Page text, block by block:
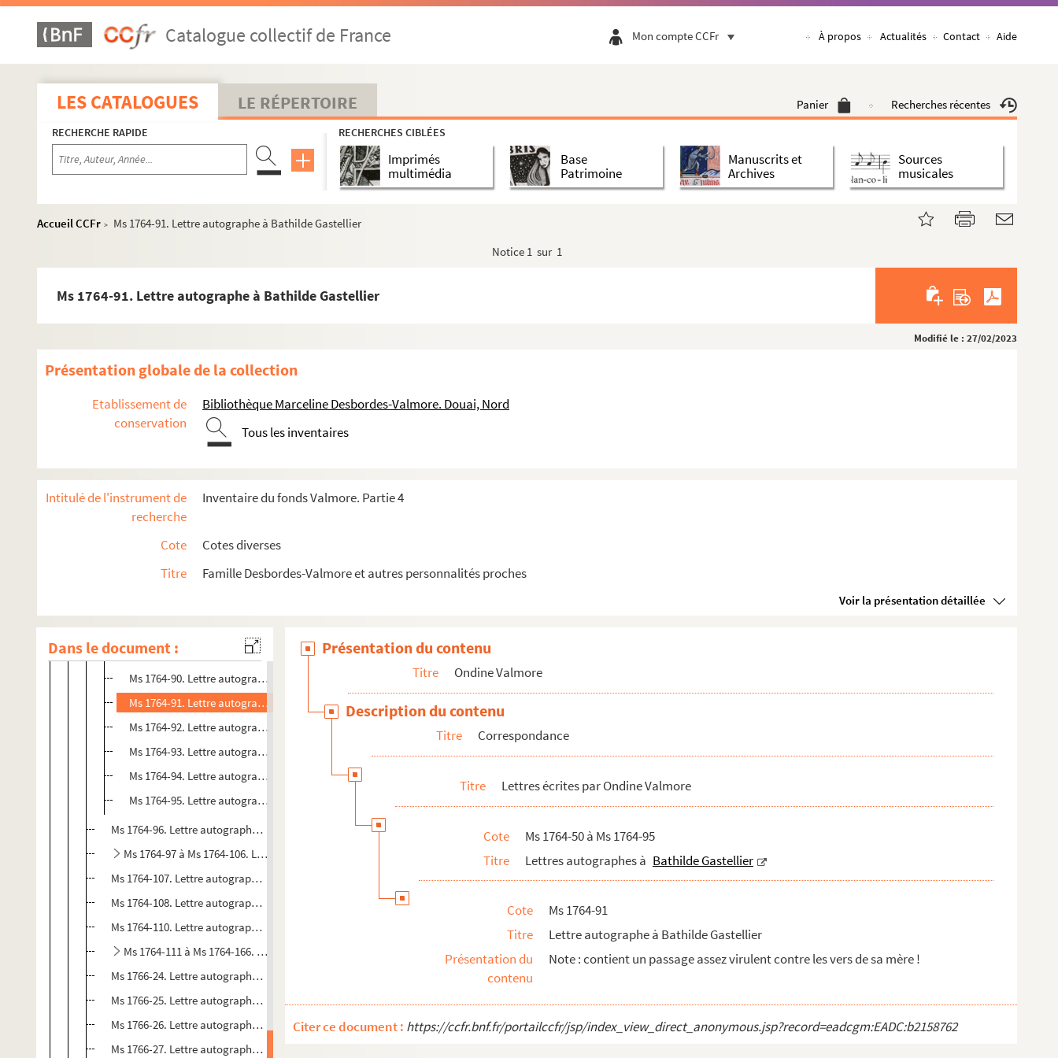
Catalogue collectif de France Mon compte CCFr À propos Actualités Contact Aide
LES CATALOGUES LE RÉPERTOIRE Panier Recherches récentes
RECHERCHE RAPIDE RECHERCHES CIBLÉES
Imprimés
multimédia
Base
Patrimoine
Manuscrits et
Archives
Sources
musicales
Accueil CCFr >
Ms 1764-91. Lettre autographe à Bathilde Gastellier
Notice 1 sur 1
Ms 1764-91. Lettre autographe à Bathilde Gastellier
Modifié le : 27/02/2023
Présentation globale de la collection
Etablissement de
conservation
Bibliothèque Marceline Desbordes-Valmore. Douai, Nord
Tous les inventaires
Intitulé de l'instrument de
recherche
Inventaire du fonds Valmore. Partie 4
Cote
Cotes diverses
Titre
Famille Desbordes-Valmore et autres personnalités proches
Voir la présentation détaillée
Dans le document :
Ms 1764-64. Lettre autographe à Bathilde Gastellier à Paris et écrite de Paris
Ms 1764-65. Lettre autographe à Bathilde Gastellier à Paris
Ms 1764-66. Lettre autographe à Bathilde Gastellier à Paris
Ms 1764-67. Lettre autographe à Bathilde Gastellier à Paris et écrite de Bruxelles
Ms 1764-68. Lettre autographe à Bathilde Gastellier à Paris et écrite de Paris
Ms 1764-69. Lettre autographe à Bathilde Gastellier à Paris et écrite de Paris
Ms 1764-70. Lettre autographe à Bathilde Gastellier
Ms 1764-74. Lettre autographe à Bathilde Gastellier à Paris
Ms 1764-77. Lettre autographe à Bathilde Gastellier à Paris
Ms 1764-79. Lettre autographe à Bathilde Gastellier aux Fourneaux près Melun
Ms 1764-80. Lettre autographe à Bathilde Gastellier à Lormaison (Oise)
Ms 1764-82. Lettre autographe à Bathilde Gastellier à Orléans et écrite de Paris
Ms 1764-83. Lettre autographe à Bathilde Gastellier à Paris
Ms 1764-86. Lettre autographe à Bathilde Gastellier à Paris
Ms 1764-88. Lettre autographe à Bathilde Gastellier à Paris
Ms 1764-89. Lettre autographe à Bathilde Gastellier à Paris
Ms 1764-90. Lettre autographe à Bathilde Gastellier
Ms 1764-91. Lettre autographe à Bathilde Gastellier
Ms 1764-92. Lettre autographe à Bathilde Gastellier à Paris
Ms 1764-93. Lettre autographe à Bathilde Gastellier
Ms 1764-94. Lettre autographe à Bathilde Gastellier
Ms 1764-95. Lettre autographe à Bathilde Gastellier et écrite de Lyon
Ms 1764-96. Lettre autographe conjointe d'Ondine et d'Inès Valmore à Hippolyte Valmore et écrite de Milan
Ms 1764-97 à Ms 1764-106. Lettres autographes à Hippolyte Valmore
Ms 1764-107. Lettre autographe à Inès Valmore à Londres
Ms 1764-108. Lettre autographe à sa tante et écrite de Londres
Ms 1764-110. Lettre autographe à Jacques Langlais à Saint Denis d'Anjou
Ms 1764-111 à Ms 1764-166. Lettres autographes à Jacques Langlais
Ms 1766-24. Lettre autographe à Aimé Langlais
Ms 1766-25. Lettre autographe à Aimé Langlais
Ms 1766-26. Lettre autographe à Henri Langlais
Ms 1766-27. Lettre autographe à Aimé Langlais à Précigné
Présentation du contenu
Titre Ondine Valmore
Description du contenu
Titre Correspondance
Titre Lettres écrites par Ondine Valmore
Cote
Ms 1764-50 à Ms 1764-95
Titre
Lettres autographes à Bathilde Gastellier
Cote
Ms 1764-91
Titre
Lettre autographe à Bathilde Gastellier
Présentation du
contenu
Note : contient un passage assez virulent contre les vers de sa mère !
Citer ce document : https://ccfr.bnf.fr/portailccfr/jsp/index_view_direct_anonymous.jsp?record=eadcgm:EADC:b2158762